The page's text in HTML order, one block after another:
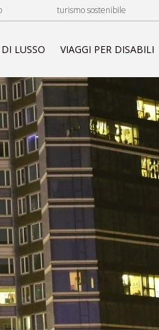
turismo sostenibile
LUSSO VIAGGI PER DISABILI